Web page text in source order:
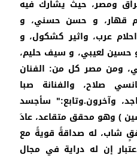
ومصر، حيث يشارك فيه
قهار، و حسن حسني، و
عرب، واثير كشكول، و
حسين لعيبي، و سيف حليم،
ومن مصر كل من: الفنان
صلاح، والفنانة صبا
وآخرون.وتابع:" سأجسد
) وهو محقق متقاعد، عادَ
شاب، له صداقةً قويةً مع
إن له دراية في مجال